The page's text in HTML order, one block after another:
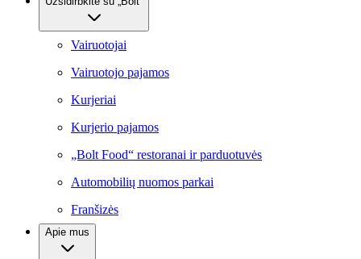
Vairuotojai
Vairuotojo pajamos
Kurjeriai
Kurjerio pajamos
„Bolt Food“ restoranai ir parduotuvės
Automobilių nuomos parkai
Franšizės
Apie mus